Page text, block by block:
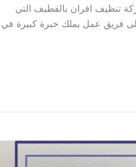
تنظيف افران بالقطيف التي
فريق عمل يملك خبرة كبيرة في